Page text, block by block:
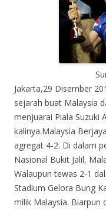
Jakarta,29 Disember
sejarah buat Malaysia
menjuarai Piala Suzuki
kalinya.Malaysia
agregat 4-2. Di dalam
Nasional Bukit Jalil,
Walaupun tewas 2-1
Stadium Gelora Bung
milik Malaysia.